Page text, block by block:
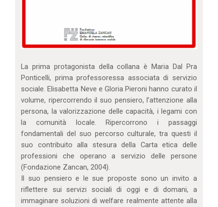
La prima protagonista della collana è Maria Dal Pra
Ponticelli, prima professoressa associata di servizio
sociale. Elisabetta Neve e Gloria Pieroni hanno curato il
volume, ripercorrendo il suo pensiero, l’attenzione alla
persona, la valorizzazione delle capacità, i legami con
la comunità locale. Ripercorrono i passaggi
fondamentali del suo percorso culturale, tra questi il
suo contribuito alla stesura della Carta etica delle
professioni che operano a servizio delle persone
(Fondazione Zancan, 2004).
Il suo pensiero e le sue proposte sono un invito a
riflettere sui servizi sociali di oggi e di domani, a
immaginare soluzioni di welfare realmente attente alla